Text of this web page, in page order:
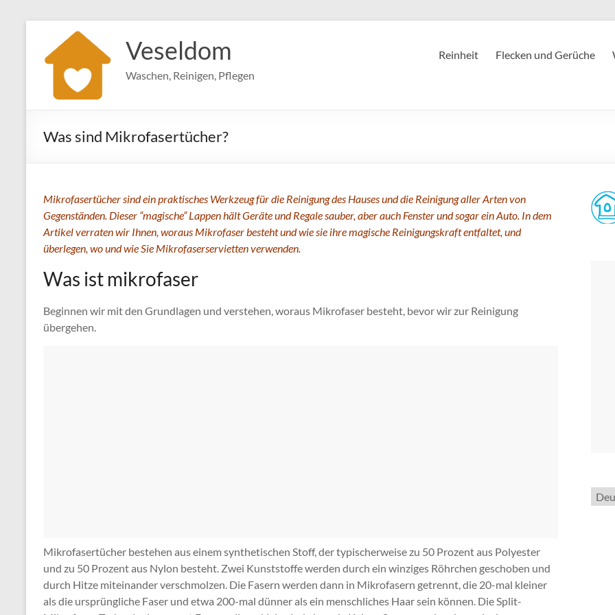
springen
Veseldom
Waschen, Reinigen, Pflegen
Reinheit Flecken und Gerüche
Was sind Mikrofasertücher?
Mikrofasertücher sind ein praktisches Werkzeug für die Reinigung des Hauses und die Reinigung aller Arten von
Gegenständen. Dieser “magische” Lappen hält Geräte und Regale sauber, aber auch Fenster und sogar ein Auto. In dem
Artikel verraten wir Ihnen, woraus Mikrofaser besteht und wie sie ihre magische Reinigungskraft entfaltet, und
überlegen, wo und wie Sie Mikrofaserservietten verwenden.
Was ist mikrofaser
Beginnen wir mit den Grundlagen und verstehen, woraus Mikrofaser besteht, bevor wir zur Reinigung
übergehen.
Mikrofasertücher bestehen aus einem synthetischen Stoff, der typischerweise zu 50 Prozent aus Polyester
und zu 50 Prozent aus Nylon besteht. Zwei Kunststoffe werden durch ein winziges Röhrchen geschoben und
durch Hitze miteinander verschmolzen. Die Fasern werden dann in Mikrofasern getrennt, die 20-mal kleiner
als die ursprüngliche Faser und etwa 200-mal dünner als ein menschliches Haar sein können. Die Split-